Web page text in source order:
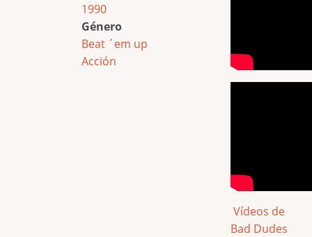
1990
Género
Beat ´em up
Acción
Vídeos de
Bad Dudes